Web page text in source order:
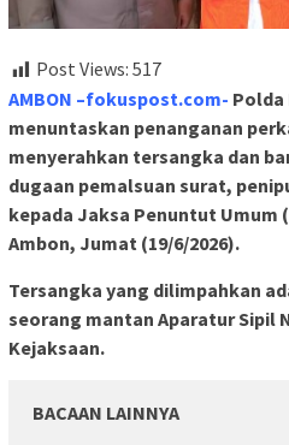
Post Views: 517
AMBON –fokuspost.com- Polda
menuntaskan penanganan
menyerahkan tersangka dan
dugaan pemalsuan surat,
kepada Jaksa Penuntut Umum
Ambon, Jumat (19/6/2026).
Tersangka yang dilimpahkan
seorang mantan Aparatur Sipil
Kejaksaan.
BACAAN LAINNYA